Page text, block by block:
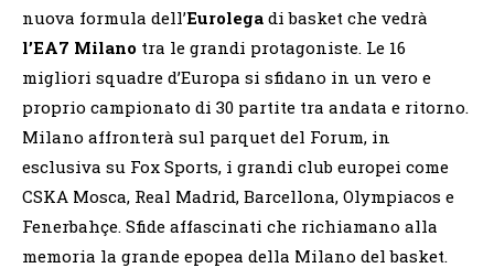
nuova formula dell’Eurolega di basket che vedrà
l’EA7 Milano tra le grandi protagoniste. Le 16
migliori squadre d’Europa si sfidano in un vero e
proprio campionato di 30 partite tra andata e ritorno.
Milano affronterà sul parquet del Forum, in
esclusiva su Fox Sports, i grandi club europei come
CSKA Mosca, Real Madrid, Barcellona, Olympiacos e
Fenerbahçe. Sfide affascinati che richiamano alla
memoria la grande epopea della Milano del basket.